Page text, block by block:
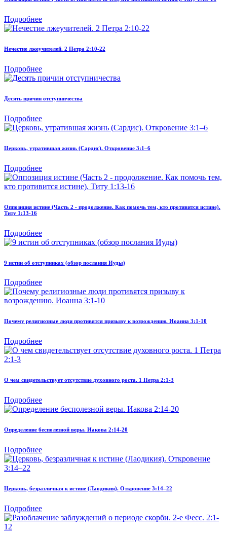
Подробнее
Нечестие лжеучителей. 2 Петра 2:10-22
Подробнее
Десять причин отступничества
Подробнее
Церковь, утратившая жизнь (Сардис). Откровение 3:1–6
Подробнее
Оппозиция истине (Часть 2 - продолжение. Как помочь тем, кто противится истине).
Титу 1:13-16
Подробнее
9 истин об отступниках (обзор послания Иуды)
Подробнее
Почему религиозные люди противятся призыву к возрождению. Иоанна 3:1-10
Подробнее
О чем свидетельствует отсутствие духовного роста. 1 Петра 2:1-3
Подробнее
Определение бесполезной веры. Иакова 2:14-20
Подробнее
Церковь, безразличная к истине (Лаодикия). Откровение 3:14–22
Подробнее